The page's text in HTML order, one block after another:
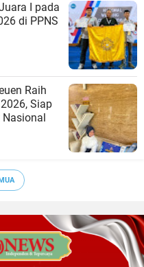
I pada
di PPNS
Raih
Siap